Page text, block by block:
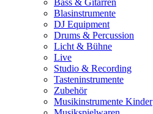
Bass & Gitarren
Blasinstrumente
DJ Equipment
Drums & Percussion
Licht & Bühne
Live
Studio & Recording
Tasteninstrumente
Zubehör
Musikinstrumente Kinder